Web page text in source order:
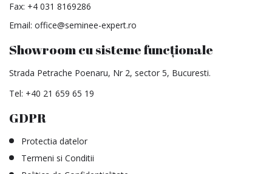
Fax: +4 031 8169286
Email: office@seminee-expert.ro
Showroom cu sisteme funcționale
Strada Petrache Poenaru, Nr 2, sector 5, Bucuresti.
Tel: +40 21 659 65 19
GDPR
Protectia datelor
Termeni si Conditii